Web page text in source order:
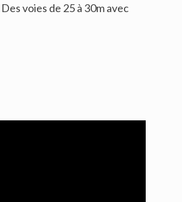
voies de 25 à 30m avec